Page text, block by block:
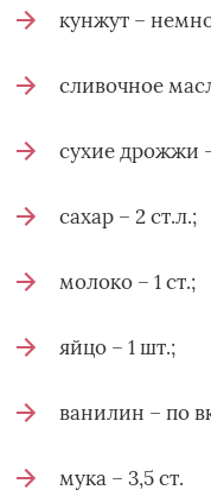
кунжут –
сливочное
сухие дрожжи
сахар – 2 ст.л.;
молоко – 1 ст.;
яйцо – 1 шт.;
ванилин – по
мука – 3,5 ст.